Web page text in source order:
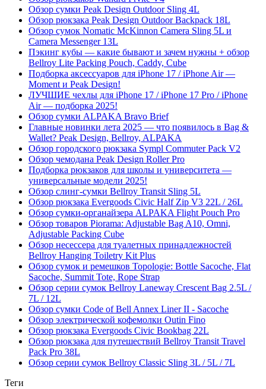
Обзор сумки Peak Design Outdoor Sling 4L
Обзор рюкзака Peak Design Outdoor Backpack 18L
Обзор сумок Nomatic McKinnon Camera Sling 5L и
Camera Messenger 13L
Пэкинг кубы — какие бывают и зачем нужны + обзор
Bellroy Lite Packing Pouch, Caddy, Cube
Подборка аксессуаров для iPhone 17 / iPhone Air —
Moment и Peak Design!
ЛУЧШИЕ чехлы для iPhone 17 / iPhone 17 Pro / iPhone
Air — подборка 2025!
Обзор сумки ALPAKA Bravo Brief
Главные новинки лета 2025 — что появилось в Bag &
Wallet? Peak Design, Bellroy, ALPAKA
Обзор городского рюкзака Sympl Commuter Pack V2
Обзор чемодана Peak Design Roller Pro
Подборка рюкзаков для школы и университета —
универсальные модели 2025!
Обзор слинг-сумки Bellroy Transit Sling 5L
Обзор рюкзака Evergoods Civic Half Zip V3 22L / 26L
Обзор сумки-органайзера ALPAKA Flight Pouch Pro
Обзор товаров Piorama: Adjustable Bag A10, Omni,
Adjustable Packing Cube
Обзор несессера для туалетных принадлежностей
Bellroy Hanging Toiletry Kit Plus
Обзор сумок и ремешков Topologie: Bottle Sacoche, Flat
Sacoche, Summit Tote, Rope Strap
Обзор серии сумок Bellroy Laneway Crescent Bag 2.5L /
7L / 12L
Обзор сумки Code of Bell Annex Liner II - Sacoche
Обзор электрической кофемолки Outin Fino
Обзор рюкзака Evergoods Civic Bookbag 22L
Обзор рюкзака для путешествий Bellroy Transit Travel
Pack Pro 38L
Обзор серии сумок Bellroy Classic Sling 3L / 5L / 7L
Теги